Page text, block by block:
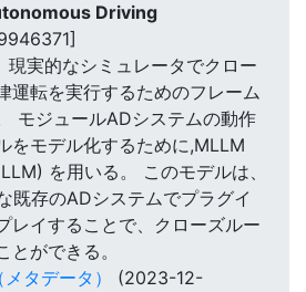
Driving
実的なシミュレータでクロー
運転を実行するためのフレーム
モジュールADシステムの動作
をモデル化するために,MLLM
を用いる。 このモデルは、
既存のADシステムでプラグイ
レイすることで、クローズルー
とができる。
タデータ）
(2023-12-